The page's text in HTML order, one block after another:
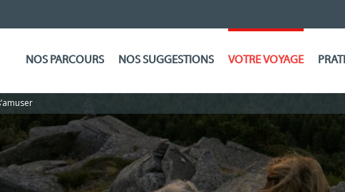
NOS PARCOURS NOS SUGGESTIONS VOTRE VOYAGE